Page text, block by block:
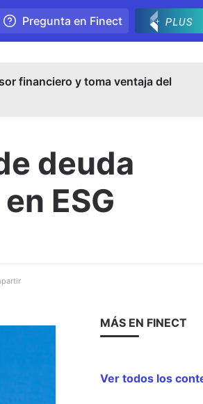
Pregunta en Finect
financiero y toma ventaja del
deuda
ESG
MÁS EN FINECT
Ver todos los